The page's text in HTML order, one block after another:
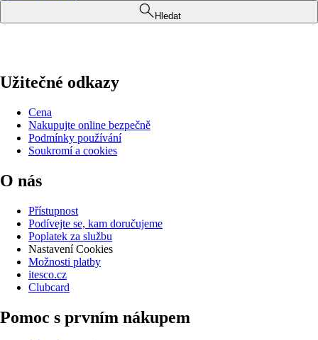
Hledat
Užitečné odkazy
Cena
Nakupujte online bezpečně
Podmínky používání
Soukromí a cookies
O nás
Přístupnost
Podívejte se, kam doručujeme
Poplatek za službu
Nastavení Cookies
Možnosti platby
itesco.cz
Clubcard
Pomoc s prvním nákupem